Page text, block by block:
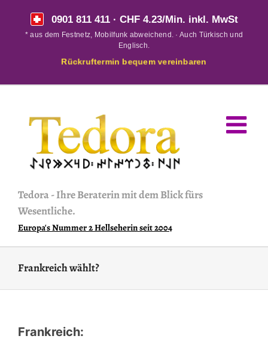
0901 811 411· CHF 4.23/Min. inkl. MwSt
* aus dem Festnetz, Mobilfunk abweichend. · Auch Türkisch und
Englisch.
Rückruftermin bequem vereinbaren
Tedora-Ihre Beraterin mit dem Blick fürs
Wesentliche.
Europa's Nummer 2 Hellseherin seit 2004
Frankreich wählt?
Frankreich: